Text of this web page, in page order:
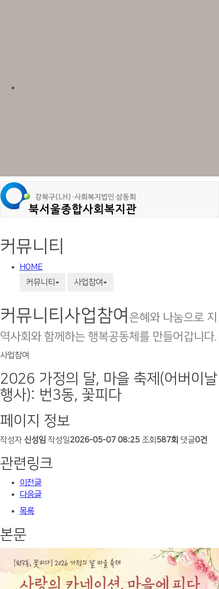
커뮤니티
HOME
커뮤니티
사업참여
커뮤니티 사업참여 은혜와 나눔으로 지
역사회와 함께하는 행복공동체를 만들어갑니다.
사업참여
2026 가정의 달, 마을 축제(어버이날
행사): 번3동, 꽃피다
페이지 정보
작성자 신성임 작성일2026-05-07 08:25 조회 587회 댓글0건
관련링크
이전글
다음글
목록
본문